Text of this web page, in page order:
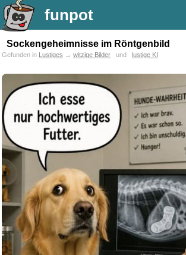
funpot
Sockengeheimnisse im Röntgenbild
Gefunden in Lustiges → witzige Bilder und lustige KI